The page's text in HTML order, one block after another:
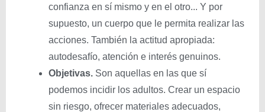
confianza en sí mismo y en el otro... Y por
supuesto, un cuerpo que le permita realizar las
acciones. También la actitud apropiada:
autodesafío, atención e interés genuinos.
Objetivas. Son aquellas en las que sí
podemos incidir los adultos. Crear un espacio
sin riesgo, ofrecer materiales adecuados,